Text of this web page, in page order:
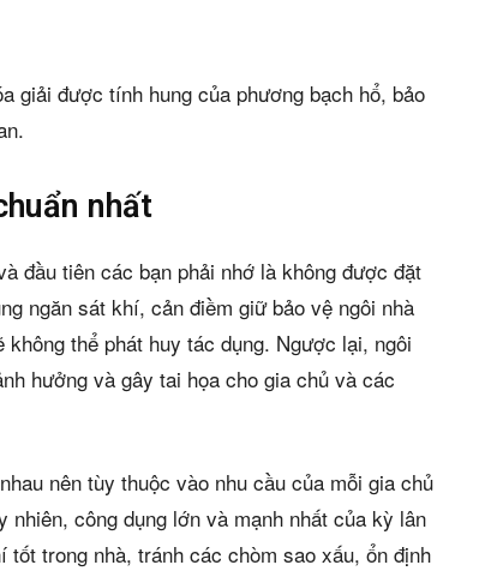
cập nhật V3
giải được tính hung của phương bạch hổ, bảo
nhất
đầu tiên các bạn phải nhớ là không được đặt
ngăn sát khí, cản điềm giữ bảo vệ ngôi nhà
thể phát huy tác dụng. Ngược lại, ngôi
hưởng và gây tai họa cho gia chủ và các
nên tùy thuộc vào nhu cầu của mỗi gia chủ
công dụng lớn và mạnh nhất của kỳ lân
trong nhà, tránh các chòm sao xấu, ổn định